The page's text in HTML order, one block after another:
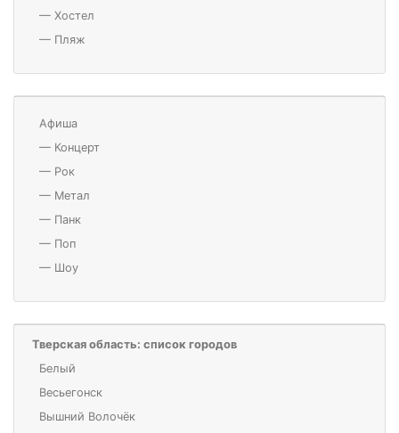
— Хостел
— Пляж
Афиша
— Концерт
— Рок
— Метал
— Панк
— Поп
— Шоу
Тверская область: список городов
Белый
Весьегонск
Вышний Волочёк